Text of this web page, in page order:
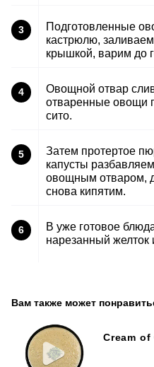
3
Подготовленные
кастрюлю,
крышкой, варим до
4
Овощной отвар
отваренные овощи
сито.
5
Затем протертое
капусты
овощным отваром,
снова кипятим.
6
В уже готовое
нарезанный желток
Вам также может
Cream